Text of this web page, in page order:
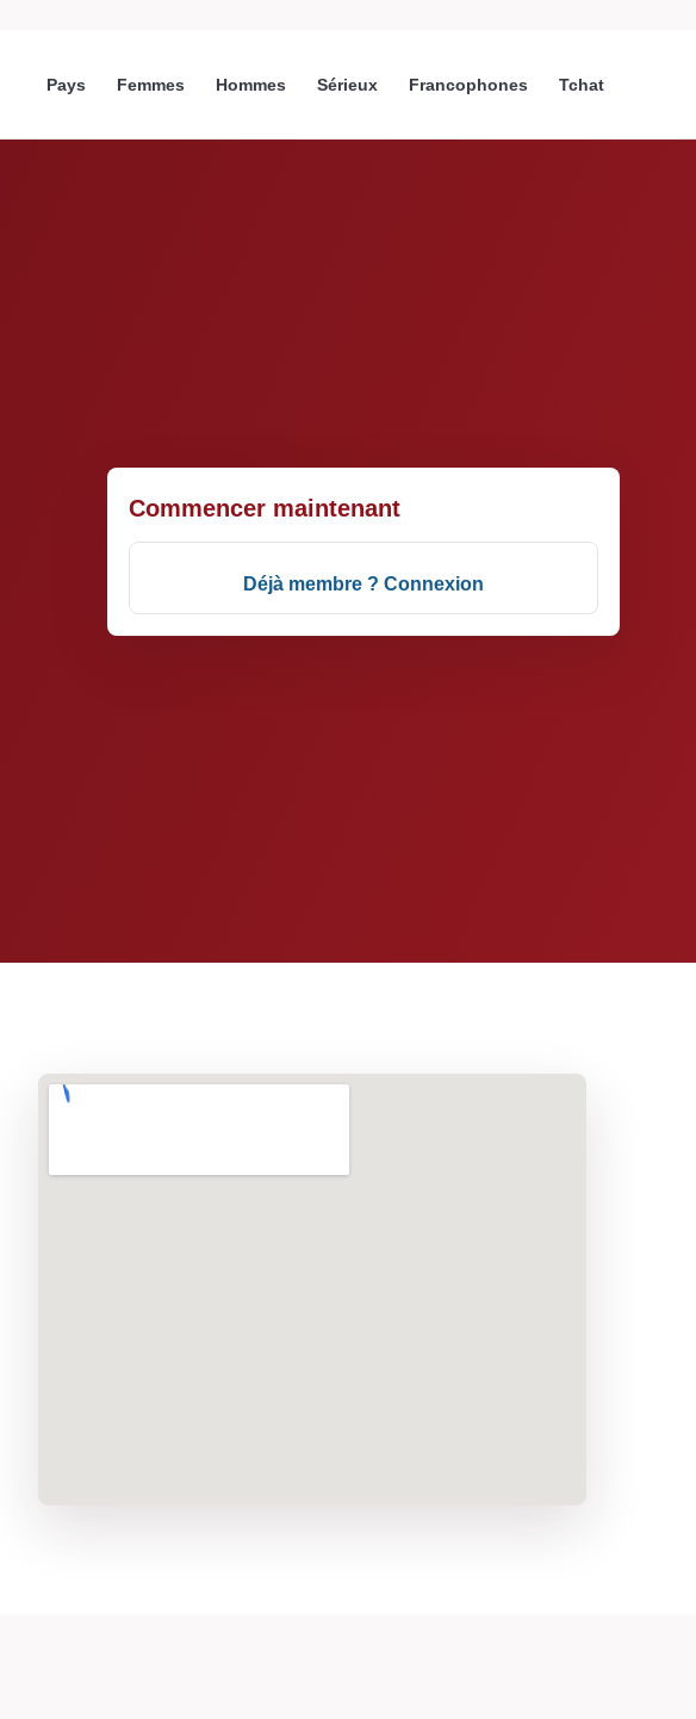
Pays Femmes Hommes Sérieux Francophones Tchat
Commencer maintenant
Déjà membre ? Connexion